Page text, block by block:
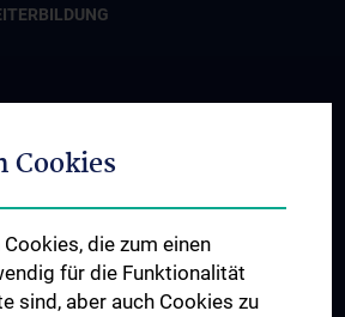
Anthropologie
Entomologie
Cookies
die zum einen
für die Funktionalität
sind, aber auch Cookies zu